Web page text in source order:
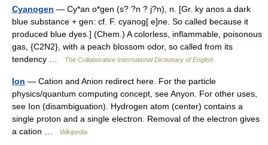
Cyanogen — Cy*an o*gen (s? ?n ? j?n), n. [Gr. ky anos a dark
blue substance + gen: cf. F. cyanog[ e]ne. So called because it
produced blue dyes.] (Chem.) A colorless, inflammable, poisonous
gas, {C2N2}, with a peach blossom odor, so called from its
tendency …
The Collaborative International Dictionary of English
Ion — Cation and Anion redirect here. For the particle
physics/quantum computing concept, see Anyon. For other uses,
see Ion (disambiguation). Hydrogen atom (center) contains a
single proton and a single electron. Removal of the electron gives
a cation …
Wikipedia